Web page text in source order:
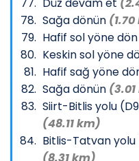
Düz devam et
Sağa dönün
Hafif sol yöne dön
Keskin sol yöne
Hafif sağ yöne
Sağa dönün
Siirt-Bitlis yolu
(48.11 km)
Bitlis-Tatvan